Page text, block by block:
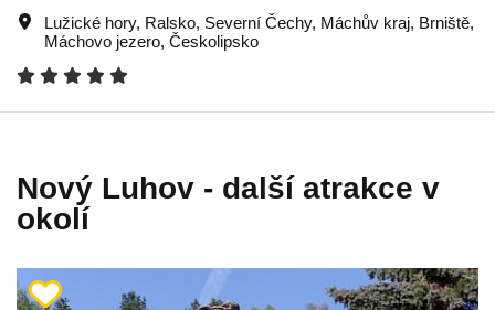
Lužické hory, Ralsko, Severní Čechy, Máchův kraj, Brniště,
Máchovo jezero, Českolipsko
Nový Luhov - další atrakce v
okolí